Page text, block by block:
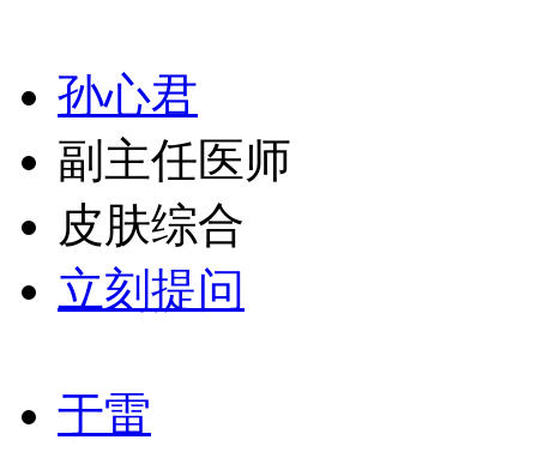
孙心君
副主任医师
皮肤综合
立刻提问
于雷